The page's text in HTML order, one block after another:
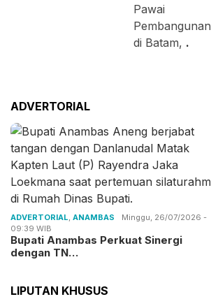
Pawai
Pembangunan
di Batam, .
ADVERTORIAL
ADVERTORIAL ,ANAMBAS
Minggu, 26/07/2026 -
09:39 WIB
Bupati Anambas Perkuat Sinergi
dengan TN…
LIPUTAN KHUSUS